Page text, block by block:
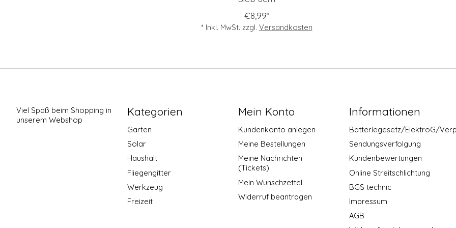
€8,99*
* Inkl. MwSt. zzgl. Versandkosten
Viel Spaß beim Shopping in
unserem Webshop
Kategorien
Garten
Solar
Haushalt
Fliegengitter
Werkzeug
Freizeit
Mein Konto
Kundenkonto anlegen
Meine Bestellungen
Meine Nachrichten
(Tickets)
Mein Wunschzettel
Widerruf beantragen
Informationen
Batteriegesetz/ElektroG/
Sendungsverfolgung
Kundenbewertungen
Online Streitschlichtung
BGS technic
Impressum
AGB